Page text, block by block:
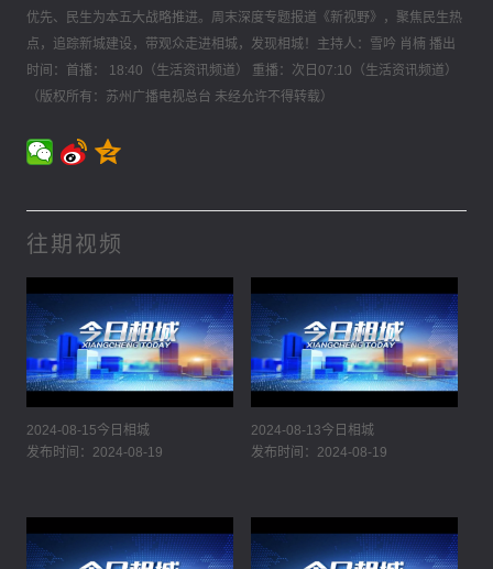
优先、民生为本五大战略推进。周末深度专题报道《新视野》，聚焦民生热
点，追踪新城建设，带观众走进相城，发现相城！主持人：雪吟 肖楠 播出
时间：首播： 18:40（生活资讯频道） 重播：次日07:10（生活资讯频道）
（版权所有：苏州广播电视总台 未经允许不得转载）
往期视频
2024-08-15今日相城
发布时间：2024-08-19
2024-08-13今日相城
发布时间：2024-08-19